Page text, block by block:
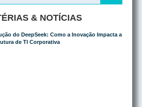
& NOTÍCIAS
do DeepSeek: Como a Inovação Impacta a
de TI Corporativa